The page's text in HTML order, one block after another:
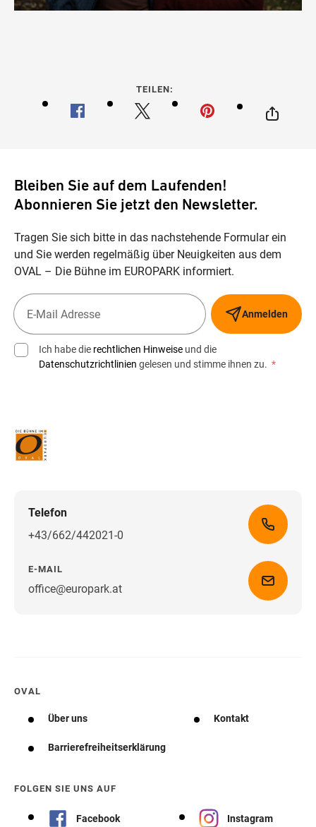
TEILEN:
Bleiben Sie auf dem Laufenden!
Abonnieren Sie jetzt den Newsletter.
Tragen Sie sich bitte in das nachstehende Formular ein
und Sie werden regelmäßig über Neuigkeiten aus dem
OVAL – Die Bühne im EUROPARK informiert.
Anmelden
Ich habe die rechtlichen Hinweise und die
Datenschutzrichtlinien gelesen und stimme ihnen zu. *
Telefon
+43/662/442021-0
E-MAIL
office@europark.atWegbeschreibung erhalten
OVAL
Über uns Kontakt
Barrierefreiheitserklärung
FOLGEN SIE UNS AUF
Facebook Instagram